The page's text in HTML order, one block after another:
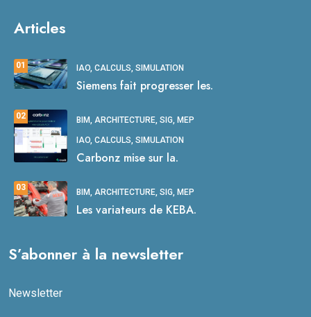
Articles
01 IAO, CALCULS, SIMULATION
Siemens fait progresser les.
02 BIM, ARCHITECTURE, SIG, MEP
IAO, CALCULS, SIMULATION
Carbonz mise sur la.
03 BIM, ARCHITECTURE, SIG, MEP
Les variateurs de KEBA.
S’abonner à la newsletter
Newsletter